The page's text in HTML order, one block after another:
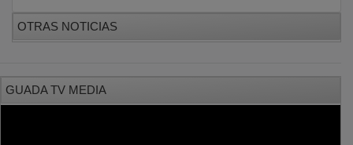
OTRAS NOTICIAS
GUADA TV MEDIA